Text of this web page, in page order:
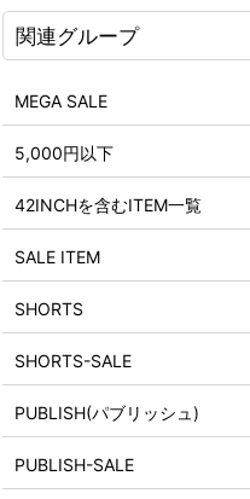
関連グループ
MEGA SALE
5,000円以下
42INCHを含むITEM一覧
SALE ITEM
SHORTS
SHORTS-SALE
PUBLISH(パブリッシュ)
PUBLISH-SALE